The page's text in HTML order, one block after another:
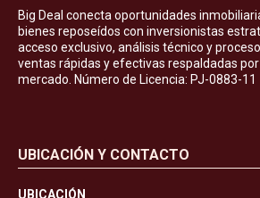
Big Deal conecta oportunidades
bienes reposeídos con inversionistas
acceso exclusivo, análisis técnico y
ventas rápidas y efectivas respaldadas
mercado. Número de Licencia: PJ-0883-11
UBICACIÓN Y CONTACTO
UBICACIÓN